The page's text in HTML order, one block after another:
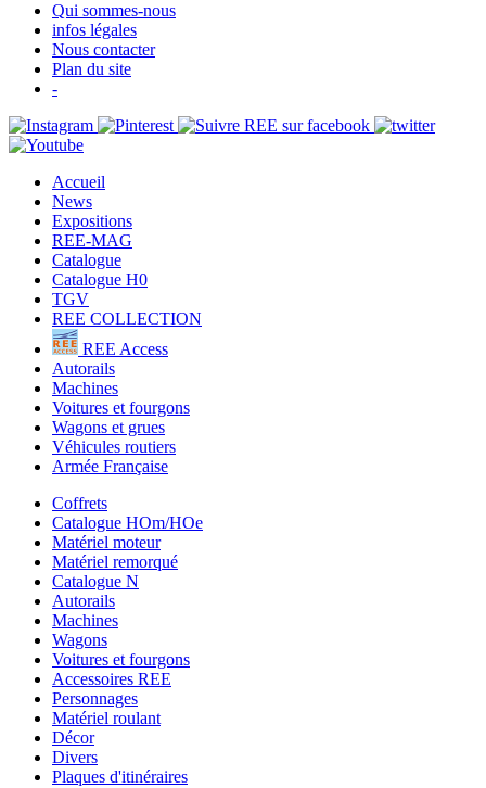
Qui sommes-nous
infos légales
Nous contacter
Plan du site
-
Accueil
News
Expositions
REE-MAG
Catalogue
Catalogue H0
TGV
REE COLLECTION
REE Access
Autorails
Machines
Voitures et fourgons
Wagons et grues
Véhicules routiers
Armée Française
Coffrets
Catalogue HOm/HOe
Matériel moteur
Matériel remorqué
Catalogue N
Autorails
Machines
Wagons
Voitures et fourgons
Accessoires REE
Personnages
Matériel roulant
Décor
Divers
Plaques d'itinéraires